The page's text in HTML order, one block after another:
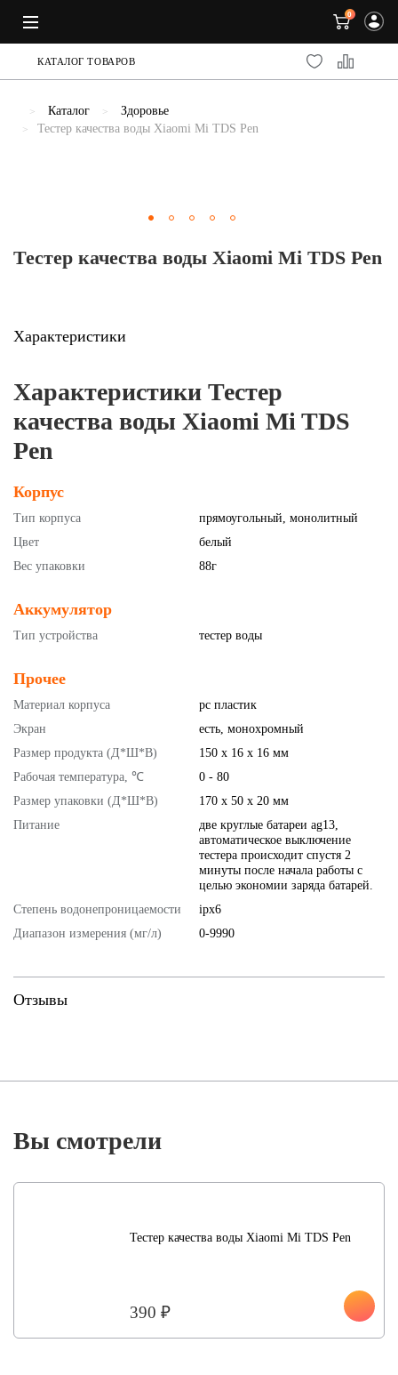
0
КАТАЛОГ ТОВАРОВ
Каталог
Здоровье
Тестер качества воды Xiaomi Mi TDS Pen
Тестер качества воды Xiaomi Mi TDS Pen
Характеристики
Характеристики Тестер
качества воды Xiaomi Mi TDS
Pen
Корпус
Тип корпуса
прямоугольный, монолитный
Цвет
белый
Вес упаковки
88г
Аккумулятор
Тип устройства тестер воды
Прочее
Материал корпуса
pc пластик
Экран
есть, монохромный
Размер продукта (Д*Ш*В)
150 х 16 х 16 мм
Рабочая температура, ℃
0 - 80
Размер упаковки (Д*Ш*В)
170 х 50 х 20 мм
Питание
две круглые батареи ag13,
автоматическое выключение
тестера происходит спустя 2
минуты после начала работы с
целью экономии заряда батарей.
Степень водонепроницаемости
ipx6
Диапазон измерения (мг/л)
0-9990
Отзывы
Вы смотрели
Тестер качества воды Xiaomi Mi TDS Pen
390 ₽